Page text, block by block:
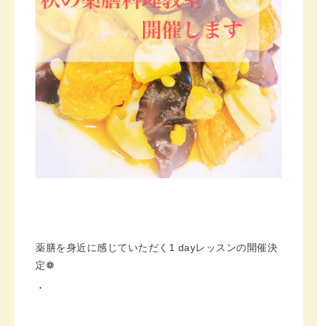
薬膳を身近に感じていただく1 dayレッスンの開催決
定❁︎
・